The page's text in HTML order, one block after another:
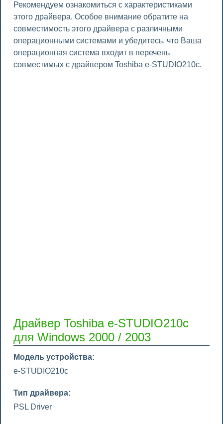
Рекомендуем ознакомиться с характеристиками
этого драйвера. Особое внимание обратите на
совместимость этого драйвера с различными
операционными системами и убедитесь, что Ваша
операционная система входит в перечень
совместимых с драйвером Toshiba e-STUDIO210c.
Драйвер Toshiba e-STUDIO210c
для Windows 2000 / 2003
Модель устройства:
e-STUDIO210c
Тип драйвера:
PSL Driver